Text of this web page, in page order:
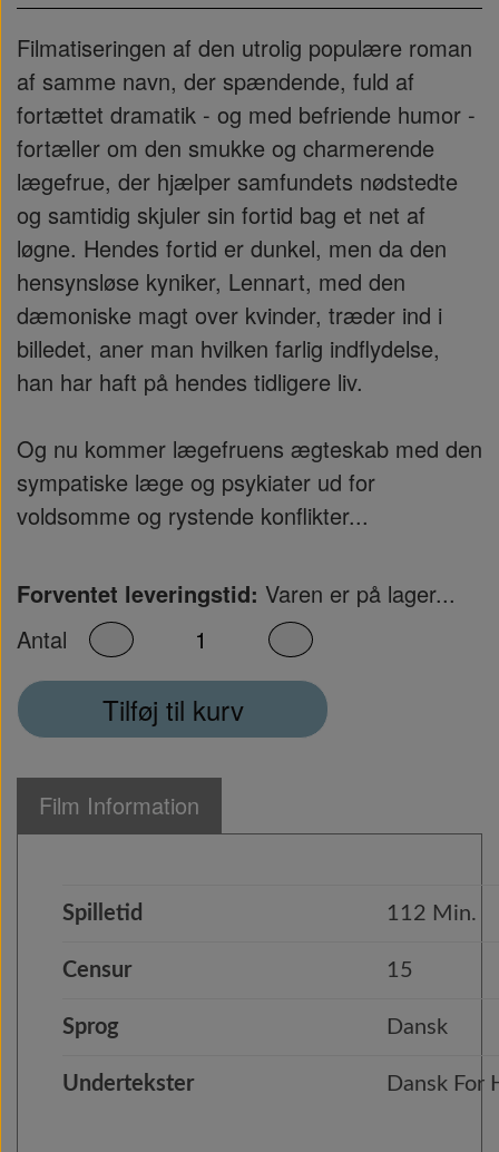
Filmatiseringen af den utrolig populære roman
af samme navn, der spændende, fuld af
fortættet dramatik - og med befriende humor -
fortæller om den smukke og charmerende
lægefrue, der hjælper samfundets nødstedte
og samtidig skjuler sin fortid bag et net af
løgne. Hendes fortid er dunkel, men da den
hensynsløse kyniker, Lennart, med den
dæmoniske magt over kvinder, træder ind i
billedet, aner man hvilken farlig indflydelse,
han har haft på hendes tidligere liv.
Og nu kommer lægefruens ægteskab med den
sympatiske læge og psykiater ud for
voldsomme og rystende konflikter...
Forventet leveringstid: Varen er på lager...
Antal
Tilføj til kurv
Film Information
Spilletid 112 Min.
Censur 15
Sprog Dansk
Undertekster Dansk For